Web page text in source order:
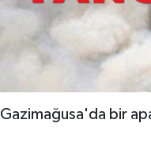
Gazimağusa'da bir